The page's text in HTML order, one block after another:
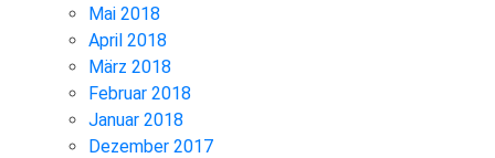
Mai 2018
April 2018
März 2018
Februar 2018
Januar 2018
Dezember 2017